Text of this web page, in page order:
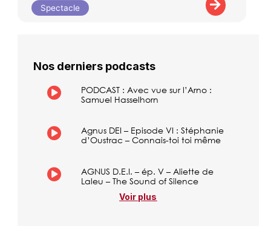
Spectacle
Nos derniers podcasts
PODCAST : Avec vue sur l’Arno :
Samuel Hasselhorn
Agnus DEI – Episode VI : Stéphanie
d’Oustrac – Connais-toi toi même
AGNUS D.E.I. – ép. V – Aliette de
Laleu – The Sound of Silence
Voir plus